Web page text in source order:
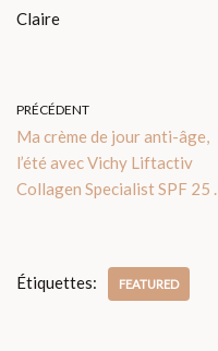
Claire
PRÉCÉDENT
Ma crème de jour anti-âge,
l’été avec Vichy Liftactiv
Collagen Specialist SPF 25 .
Étiquettes: FEATURED